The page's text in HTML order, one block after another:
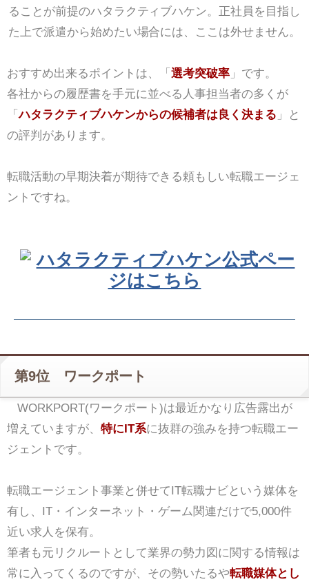
ることが前提のハタラクティブハケン。正社員を目指し
た上で派遣から始めたい場合には、ここは外せません。
おすすめ出来るポイントは、「 選考突破率」です。
各社からの履歴書を手元に並べる人事担当者の多くが
「ハタラクティブハケンからの候補者は良く決まる 」と
の評判があります。
転職活動の早期決着が期待できる頼もしい転職エージェ
ントですね。
ハタラクティブハケン公式ペー
ジはこちら
第9位 ワークポート
WORKPORT(ワークポート)は最近かなり広告露出が
増えていますが、 特にIT系に抜群の強みを持つ転職エー
ジェントです。
転職エージェント事業と併せてIT転職ナビという媒体を
有し、IT・インターネット・ゲーム関連だけで5,000件
近い求人を保有。
筆者も元リクルートとして業界の勢力図に関する情報は
常に入ってくるのですが、その勢いたるや転職媒体とし